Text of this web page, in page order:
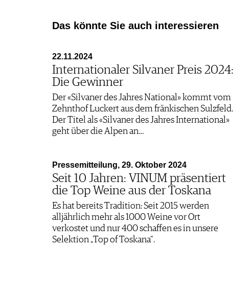
Das könnte Sie auch interessieren
22.11.2024
Internationaler Silvaner Preis 2024:
Die Gewinner
Der «Silvaner des Jahres National» kommt vom
Zehnthof Luckert aus dem fränkischen Sulzfeld.
Der Titel als «Silvaner des Jahres International»
geht über die Alpen an…
Pressemitteilung, 29. Oktober 2024
Seit 10 Jahren: VINUM präsentiert
die Top Weine aus der Toskana
Es hat bereits Tradition: Seit 2015 werden
alljährlich mehr als 1000 Weine vor Ort
verkostet und nur 400 schaffen es in unsere
Selektion „Top of Toskana“.